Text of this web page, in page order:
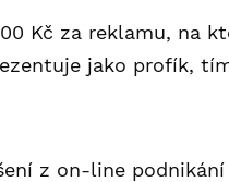
Kč za reklamu, na
jako profík,
z on-line